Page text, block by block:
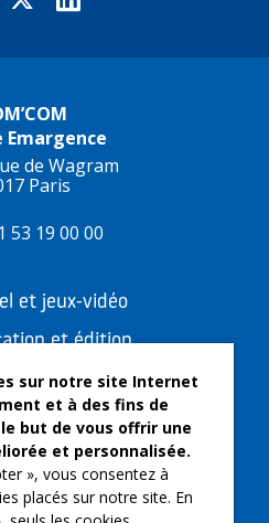
Emargence
de Wagram
Paris
53 19 00 00
et jeux-vidéo
et édition
artistes-auteurs
et spectacles
nous ?
Emargence
sur notre site Internet
et à des fins de
but de vous offrir une
et personnalisée.
», vous consentez à
placés sur notre site. En